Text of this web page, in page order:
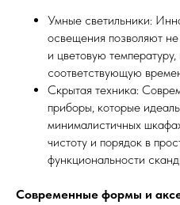
Умные светильники:
освещения позволяют не
и цветовую
соответствующую
Скрытая техника:
приборы, которые
минималистичных
чистоту и порядок в
функциональности
Современные формы и